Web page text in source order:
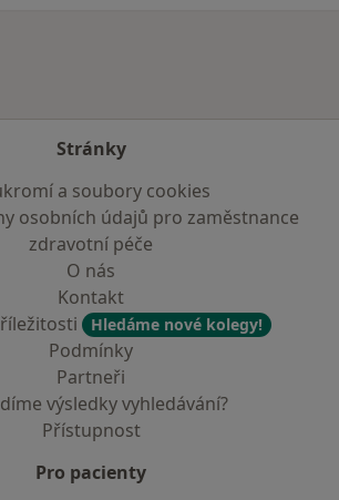
Stránky
a soubory cookies
osobních údajů pro zaměstnance
zdravotní péče
O nás
Kontakt
Hledáme nové kolegy!
Podmínky
Partneři
výsledky vyhledávání?
Přístupnost
Pro pacienty